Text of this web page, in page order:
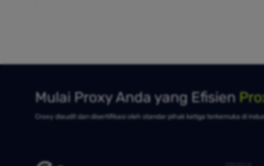
Mulai Proxy Anda yang Efisien
Croxy diaudit dan disertifikasi oleh standar pihak ketiga terkemuka di